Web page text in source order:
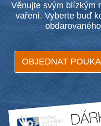
Věnujte svým blízkým
vaření. Vyberte buď
OBJEDNAT